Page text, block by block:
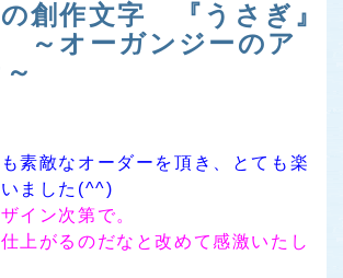
創作文字 『うさぎ』
オーガンジーのア
素敵なオーダーを頂き、とても楽
ました(^^)
イン次第で。
上がるのだなと改めて感激いたし